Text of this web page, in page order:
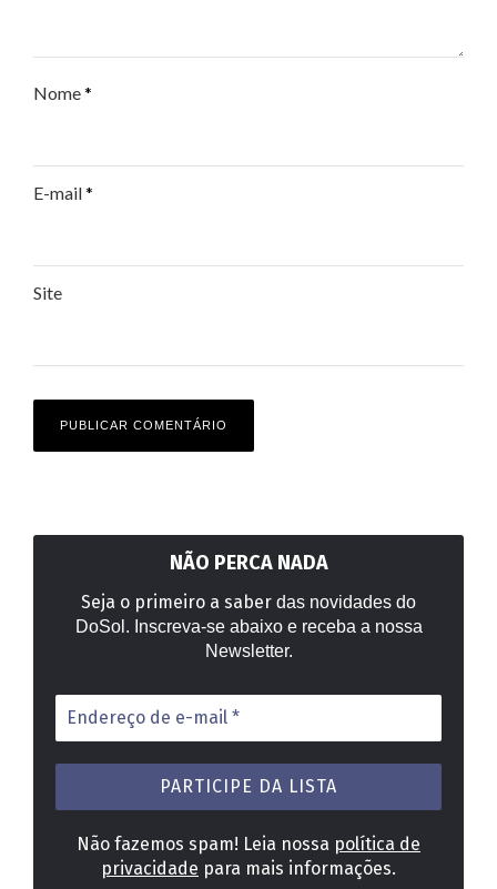
Nome*
E-mail*
Site
NÃO PERCA NADA
Seja o primeiro a saber das novidades do
DoSol. Inscreva-se abaixo e receba a nossa
Newsletter.
Endereço
de
e-
mail
Não fazemos spam! Leia nossa política de
privacidade para mais informações.